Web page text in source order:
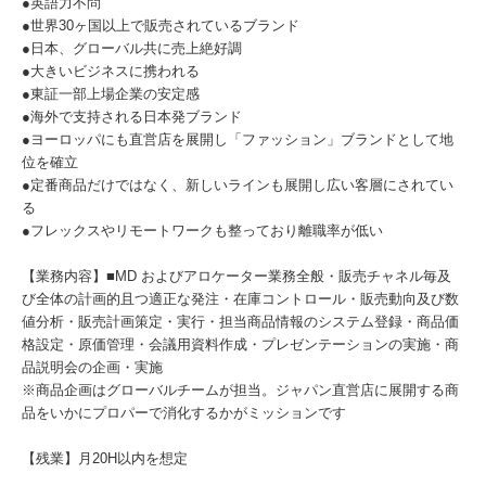
●世界30ヶ国以上で販売されているブランド
●日本、グローバル共に売上絶好調
●大きいビジネスに携われる
●東証一部上場企業の安定感
●海外で支持される日本発ブランド
●ヨーロッパにも直営店を展開し「ファッション」ブランドとして地
位を確立
●定番商品だけではなく、新しいラインも展開し広い客層にされてい
る
●フレックスやリモートワークも整っており離職率が低い
【業務内容】■MD およびアロケーター業務全般・販売チャネル毎及
び全体の計画的且つ適正な発注・在庫コントロール・販売動向及び数
値分析・販売計画策定・実行・担当商品情報のシステム登録・商品価
格設定・原価管理・会議用資料作成・プレゼンテーションの実施・商
品説明会の企画・実施
※商品企画はグローバルチームが担当。ジャパン直営店に展開する商
品をいかにプロパーで消化するかがミッションです
【残業】月20H以内を想定